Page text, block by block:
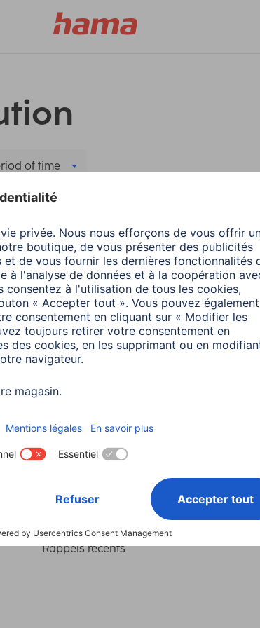
of time
Hama Accessoires pour PC et
Service adaptateur pour
1 minutes de lecture
Choisissez un pays
Conditions de garantie Déclarations de
Rappels récents